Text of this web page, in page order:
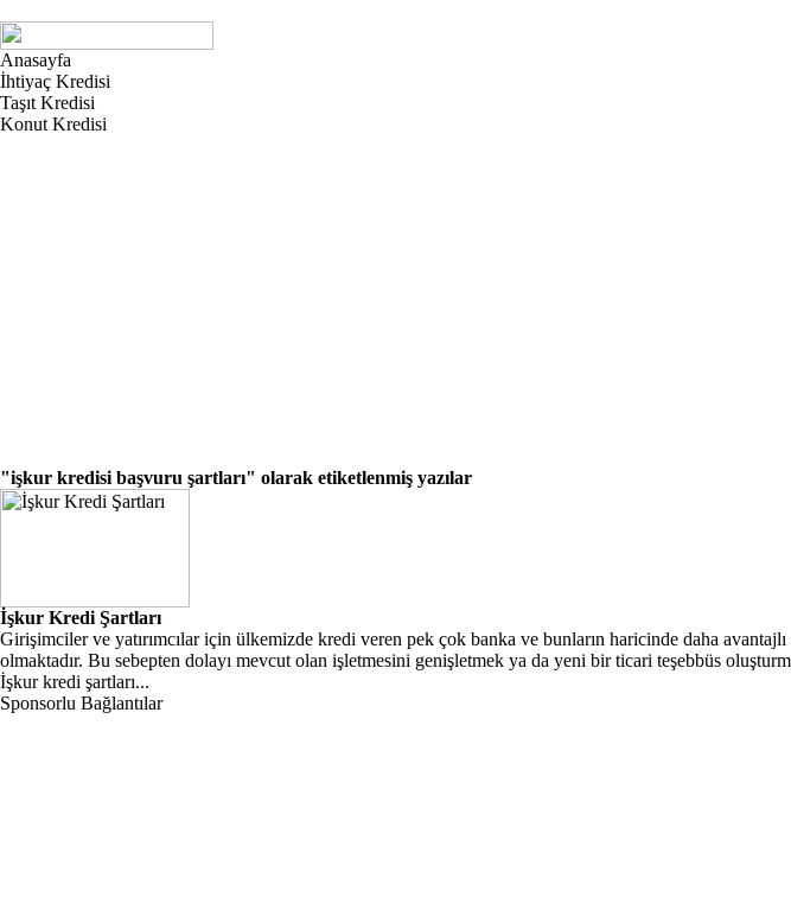
Anasayfa
İhtiyaç Kredisi
Taşıt Kredisi
Konut Kredisi
"işkur kredisi başvuru şartları" olarak etiketlenmiş yazılar
İşkur Kredi Şartları
Girişimciler ve yatırımcılar için ülkemizde kredi veren pek çok banka ve bunların haricinde daha
olmaktadır. Bu sebepten dolayı mevcut olan işletmesini genişletmek ya da yeni bir ticari teşebbüs
İşkur kredi şartları...
Sponsorlu Bağlantılar